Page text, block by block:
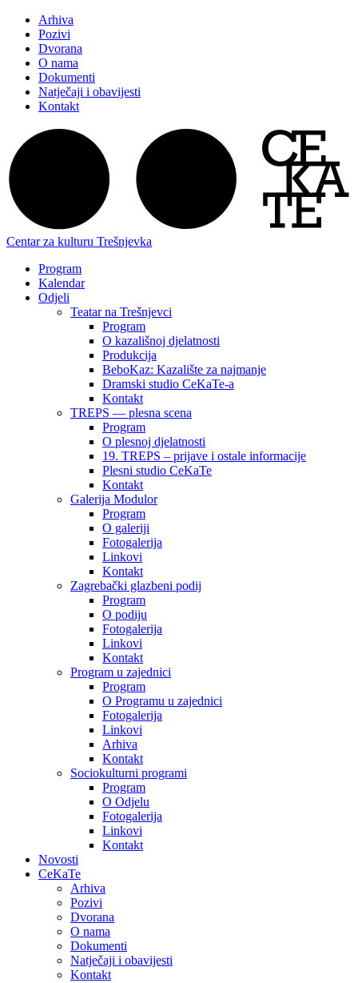
Arhiva
Pozivi
Dvorana
O nama
Dokumenti
Natječaji i obavijesti
Kontakt
Centar za kulturu Trešnjevka
Program
Kalendar
Odjeli
Teatar na Trešnjevci
Program
O kazališnoj djelatnosti
Produkcija
BeboKaz: Kazalište za najmanje
Dramski studio CeKaTe-a
Kontakt
TREPS — plesna scena
Program
O plesnoj djelatnosti
19. TREPS – prijave i ostale informacije
Plesni studio CeKaTe
Kontakt
Galerija Modulor
Program
O galeriji
Fotogalerija
Linkovi
Kontakt
Zagrebački glazbeni podij
Program
O podiju
Fotogalerija
Linkovi
Kontakt
Program u zajednici
Program
O Programu u zajednici
Fotogalerija
Linkovi
Arhiva
Kontakt
Sociokulturni programi
Program
O Odjelu
Fotogalerija
Linkovi
Kontakt
Novosti
CeKaTe
Arhiva
Pozivi
Dvorana
O nama
Dokumenti
Natječaji i obavijesti
Kontakt